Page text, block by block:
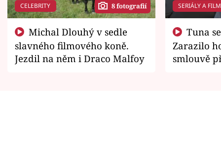
CELEBRITY 8 fotografií
slavného filmového koně.
Jezdil na něm i Draco Malfoy
SERIÁLY A
Zarazilo
smlouvě